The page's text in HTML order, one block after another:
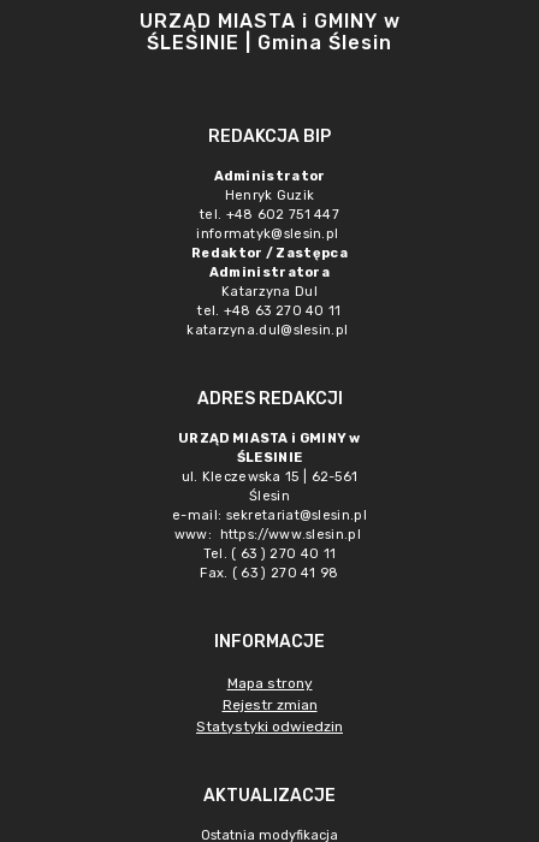
URZĄD MIASTA i GMINY w
ŚLESINIE | Gmina Ślesin
REDAKCJA BIP
Administrator
Henryk Guzik
tel. +48 602 751 447
informatyk@slesin.pl
Redaktor / Zastępca
Administratora
Katarzyna Dul
tel. +48 63 270 40 11
katarzyna.dul@slesin.pl
ADRES REDAKCJI
URZĄD MIASTA i GMINY w
ŚLESINIE
ul. Kleczewska 15 | 62-561
Ślesin
e-mail: sekretariat@slesin.pl
www:
https://www.slesin.pl
Tel. ( 63 ) 270 40 11
Fax. ( 63 ) 270 41 98
INFORMACJE
Mapa strony
Rejestr zmian
Statystyki odwiedzin
AKTUALIZACJE
Ostatnia modyfikacja